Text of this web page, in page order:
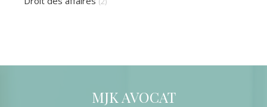
MJK AVOCAT